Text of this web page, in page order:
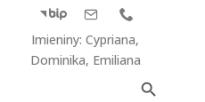
  
Imieniny:Cypriana,
Dominika, Emiliana